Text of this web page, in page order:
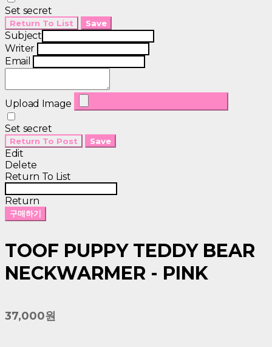
Set secret
Return To List Save
Subject
Writer
Email
Upload Image
Set secret
Return To Post Save
Edit
Delete
Return To List
Return
구매하기
TOOF PUPPY TEDDY BEAR
NECKWARMER - PINK
37,000원